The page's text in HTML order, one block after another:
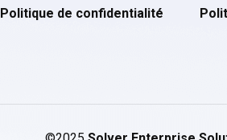
Politique de confidentialité